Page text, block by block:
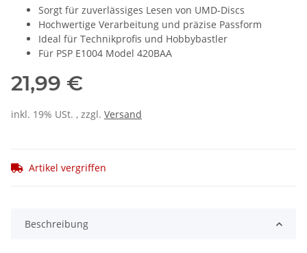
Sorgt für zuverlässiges Lesen von UMD-Discs
Hochwertige Verarbeitung und präzise Passform
Ideal für Technikprofis und Hobbybastler
Für PSP E1004 Model 420BAA
21,99 €
inkl. 19% USt. , zzgl. Versand
Artikel vergriffen
Beschreibung